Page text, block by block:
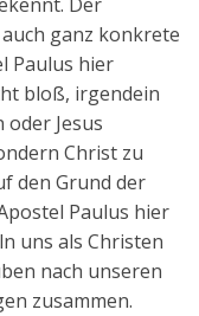
ganz konkrete
Paulus hier
bloß, irgendein
Jesus
Christ zu
den Grund der
Paulus hier
uns als Christen
nach unseren
zusammen.